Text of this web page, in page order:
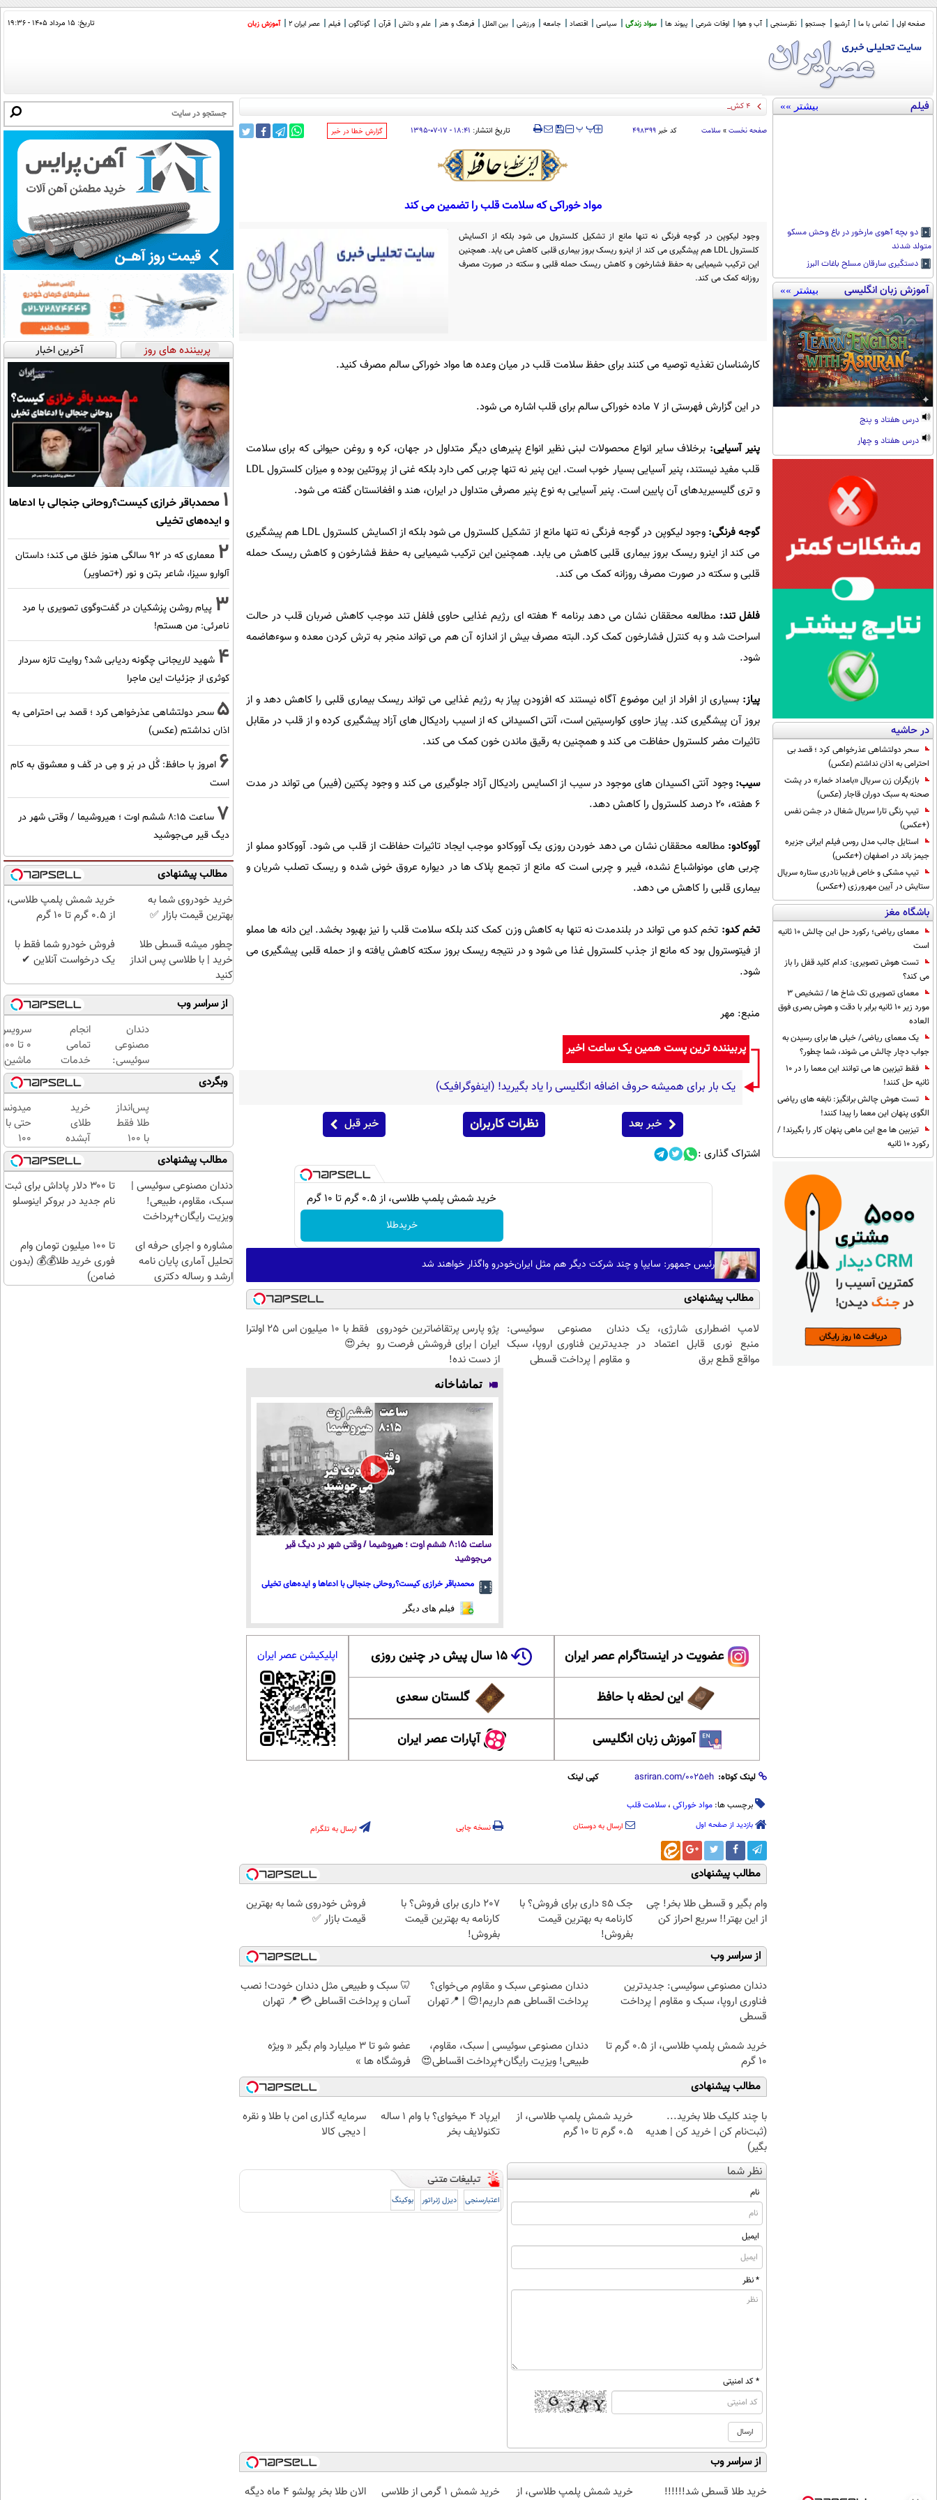
صفحه اول تماس با ما آرشیو جستجو نظرسنجی آب و هوا اوقات شرعی پیوند ها سواد زندگی سیاسی اقتصاد جامعه ورزشی بین الملل فرهنگ و هنر علم و دانش قرآن گوناگون فیلم عصر ایران 2 آموزش زبان تاریخ: ۱۵ مرداد ۱۴۰۵ - ۱۹:۳۶
فیلم بیشتر »»
دو بچه آهوی مارخور در باغ وحش مسکو
متولد شدند
دستگیری سارقان مسلح باغات البرز
آموزش زبان انگلیسی بیشتر »»
درس هفتاد و پنج
درس هفتاد و چهار
در حاشیه
سحر دولتشاهی عذرخواهی کرد ؛ قصد بی
احترامی به اذان نداشتم (عکس)
بازیگران زن سریال «بامداد خمار» در پشت
صحنه به سبک دوران قاجار (عکس)
تیپ رنگی تارا سریال شغال در جشن نفس
(+عکس)
استایل جالب مدل روس فیلم ایرانی جزیره
جیمز باند در اصفهان (+عکس)
تیپ مشکی و خاص فریبا نادری ستاره سریال
ستایش در آیین مهرورزی (+عکس)
باشگاه مغز
معمای ریاضی؛ رکورد حل این چالش 10 ثانیه
است
تست هوش تصویری: کدام کلید قفل را باز
می کند؟
معمای تصویری تک شاخ ها / تشخیص 3
مورد زیر 10 ثانیه برابر با دقت و هوش بصری فوق
العاده
یک معمای ریاضی/ خیلی ها برای رسیدن به
جواب دچار چالش می شوند، شما چطور؟
فقط تیزبین ها می توانند این معما را در 10
ثانیه حل کنند!
تست هوش چالش برانگیز: نابغه های ریاضی
الگوی پنهان این معما را پیدا کنند!
تیزبین ها مچ این ماهی پنهان کار را بگیرند! /
رکورد 10 ثانیه
۴ کشته در تصادف جاده
صفحه نخست » سلامت کد خبر ۴۹۸۳۹۹ ‍‍‍ پ پ تاریخ انتشار: ۱۸:۴۱ - ۱۷-۰۷-۱۳۹۵ ‌گزارش خطا در خبر
مواد خوراکی که سلامت قلب را تضمین می کند
وجود لیکوپن در گوجه فرنگی نه تنها مانع از تشکیل کلسترول می شود بلکه از اکسایش
کلسترول LDL هم پیشگیری می کند از اینرو ریسک بروز بیماری قلبی کاهش می یابد. همچنین
این ترکیب شیمیایی به حفظ فشارخون و کاهش ریسک حمله قلبی و سکته در صورت مصرف
روزانه کمک می کند.
کارشناسان تغذیه توصیه می کنند برای حفظ سلامت قلب در میان وعده ها مواد خوراکی سالم مصرف کنید.
در این گزارش فهرستی از ۷ ماده خوراکی سالم برای قلب اشاره می شود.
پنیر آسیایی: برخلاف سایر انواع محصولات لبنی نظیر انواع پنیرهای دیگر متداول در جهان، کره و روغن حیوانی که برای سلامت
قلب مفید نیستند، پنیر آسیایی بسیار خوب است. این پنیر نه تنها چربی کمی دارد بلکه غنی از پروتئین بوده و میزان کلسترول LDL
و تری گلیسیریدهای آن پایین است. پنیر آسیایی به نوع پنیر مصرفی متداول در ایران، هند و افغانستان گفته می شود.
گوجه فرنگی:
وجود لیکوپن در گوجه فرنگی نه تنها مانع از تشکیل کلسترول می شود بلکه از اکسایش کلسترول LDL هم پیشگیری
می کند از اینرو ریسک بروز بیماری قلبی کاهش می یابد. همچنین این ترکیب شیمیایی به حفظ فشارخون و کاهش ریسک حمله
قلبی و سکته در صورت مصرف روزانه کمک می کند.
فلفل تند:
مطالعه محققان نشان می دهد برنامه ۴ هفته ای رژیم غذایی حاوی فلفل تند موجب کاهش ضربان قلب در حالت
اسراحت شد و به کنترل فشارخون کمک کرد. البته مصرف بیش از اندازه آن هم می تواند منجر به ترش کردن معده و سوءهاضمه
شود.
پیاز: بسیاری از افراد از این موضوع آگاه نیستند که افزودن پیاز به رژیم غذایی می تواند ریسک بیماری قلبی را کاهش دهد و از
بروز آن پیشگیری کند. پیاز حاوی کوارسیتین است، آنتی اکسیدانی که از اسیب رادیکال های آزاد پیشگیری کرده و از قلب در مقابل
تاثیرات مضر کلسترول حفاظت می کند و همچنین به رقیق ماندن خون کمک می کند.
سیب: وجود آنتی اکسیدان های موجود در سیب از اکسایس رادیکال آزاد جلوگیری می کند و وجود پکتین (فیبر) می تواند در مدت
۶ هفته، ۲۰ درصد کلسترول را کاهش دهد.
آووکادو: مطالعه محققان نشان می دهد خوردن روزی یک آووکادو موجب ایجاد تاثیرات حفاظت از قلب می شود. آووکادو مملو از
چربی های مونواشباع نشده، فیبر و چربی است که مانع از تجمع پلاک ها در دیواره عروق خونی شده و ریسک تصلب شریان و
بیماری قلبی را کاهش می دهد.
تخم کدو: تخم کدو می تواند در بلندمدت نه تنها به کاهش وزن کمک کند بلکه سلامت قلب را نیز بهبود بخشد. این دانه ها مملو
از فیتوسترول بود که مانع از جذب کلسترول غذا می شود و در نتیجه ریسک بروز سکته کاهش یافته و از حمله قلبی پیشگیری می
شود.
منبع: مهر
پربیننده ترین پست همین یک ساعت اخیر
یک بار برای همیشه حروف اضافه انگلیسی را یاد بگیرید! (اینفوگرافیک)
خبر بعد نظرات کاربران خبر قبل
اشتراک گذاری :
خرید شمش پلمپ طلاسی، از ۰.۵ گرم تا ۱۰ گرم
خریدطلا
رئیس جمهور: سایپا و چند شرکت دیگر هم مثل ایران‌خودرو واگذار خواهند شد
مطالب پیشنهادی
لامپ اضطراری شارژی، یک
منبع نوری قابل اعتماد در
مواقع قطع برق
دندان مصنوعی سوئیسی:
جدیدترین فناوری اروپا، سبک
و مقاوم | پرداخت قسطی
پژو پارس پرتقاضاترین خودروی
ایران | برای فروشش فرصت رو
از دست نده!
فقط با 10 میلیون اس 25 اولترا
بخر😍
تماشاخانه
ساعت ۸:۱۵ ششم اوت ؛ هیروشیما / وقتی شهر در دیگ قیر
می‌جوشید
محمدباقر خرازی کیست؟روحانی جنجالی با ادعاها و ایده‌های تخیلی
فیلم های دیگر
عضویت در اینستاگرام عصر ایران ۱۵ سال پیش در چنین روزی
این لحظه با حافظ گلستان سعدی
آموزش زبان انگلیسی آپارات عصر ایران
اپلیکیشن عصر ایران
لینک کوتاه: کپی لینک
برچسب ها: مواد خوراکی ، سلامت قلب
بازدید از صفحه اول ارسال به دوستان نسخه چاپی ارسال به تلگرام
مطالب پیشنهادی
وام بگیر و قسطی طلا بخر! چی
از این بهتر!! سریع احراز کن
جک s5 داری برای فروش؟ با
کارنامه به بهترین قیمت
بفروش!
207 داری برای فروش؟ با
کارنامه به بهترین قیمت
بفروش!
فروش خودروی شما به بهترین
قیمت بازار ✅
از سراسر وب
دندان مصنوعی سوئیسی: جدیدترین
فناوری اروپا، سبک و مقاوم | پرداخت
قسطی
دندان مصنوعی سبک و مقاوم می‌خوای؟
پرداخت اقساطی هم داریم!😍 | 📍تهران
🦷 سبک و طبیعی مثل دندان خودت! نصب
آسان و پرداخت اقساطی 💳 📍 تهران
خرید شمش پلمپ طلاسی، از ۰.۵ گرم تا
۱۰ گرم
دندان مصنوعی سوئیسی | سبک، مقاوم،
طبیعی! ویزیت رایگان+پرداخت اقساطی😍
عضو شو تا 3 میلیارد وام بگیر « ویژه
فروشگاه ها »
مطالب پیشنهادی
با چند کلیک طلا بخرید...
(ثبت‌نام کن | خرید کن | هدیه
بگیر)
خرید شمش پلمپ طلاسی، از
۰.۵ گرم تا ۱۰ گرم
ایرپاد 4 میخوای؟ با وام 1 ساله
تکنولایف بخر
سرمایه گذاری امن با طلا و نقره
| دیجی کالا
نظر شما
نام
ایمیل
* نظر
* کد امنیتی
اعتبارسنجی دیزل ژنراتور بوکینگ
از سراسر وب
خرید طلا قسطی شد!!!!!!
خرید شمش پلمپ طلاسی، از
خرید شمش 1 گرمی از طلاسی
الان طلا بخر پولشو 4 ماه دیگه
پربیننده های روز آخرین اخبار
1 محمدباقر خرازی کیست؟روحانی جنجالی با ادعاها
و ایده‌های تخیلی
2
معماری که در 92 سالگی هنوز خلق می کند؛ داستان
آلوارو سیزا، شاعر بتن و نور (+تصاویر)
3 پیام روشن پزشکیان در گفت‌و‌گوی تصویری با مرد
نامرئی: من هستم!
4 شهید لاریجانی چگونه ردیابی شد؟ روایت تازه سردار
کوثری از جزئیات این ماجرا
5 سحر دولتشاهی عذرخواهی کرد ؛ قصد بی احترامی به
اذان نداشتم (عکس)
6 امروز با حافظ: گُل در بَر و مِی در کَف و معشوق به کام
است
7
ساعت ۸:۱۵ ششم اوت ؛ هیروشیما / وقتی شهر در
دیگ قیر می‌جوشید
مطالب پیشنهادی
خرید خودروی شما به
بهترین قیمت بازار ✅
خرید شمش پلمپ طلاسی،
از ۰.۵ گرم تا ۱۰ گرم
چطور میشه قسطی طلا
خرید | با طلاسی پس انداز
کنید
فروش خودرو شما فقط با
یک درخواست آنلاین ✔
از سراسر وب
دندان
مصنوعی
سوئیسی:
جدیدترین
فناوری
اروپا،
سبک و
مقاوم |
پرداخت
قسطی
انجام
تمامی
خدمات
خودرویی
در محل
با یدک
دات کام
0 تا 100
ماشین
با یدک
دات
وبگردی
پس‌انداز
طلا فقط
با ۱۰۰
هزارتومان
(امن و
راحت)
خرید
طلای
آبشده
حتی با
۱۰۰هزارتومان
حتی با
۱۰۰
هم
میتونی
طلا
مطالب پیشنهادی
دندان مصنوعی سوئیسی |
سبک، مقاوم، طبیعی!
ویزیت رایگان+پرداخت
تا ۳۰۰ دلار پاداش برای ثبت
نام جدید در بروکر اینوسلو
مشاوره و اجرای حرفه ای
تحلیل آماری پایان نامه
ارشد و رساله دکتری
تا 100 میلیون تومان وام
فوری خرید طلا💰💰 (بدون
ضامن)